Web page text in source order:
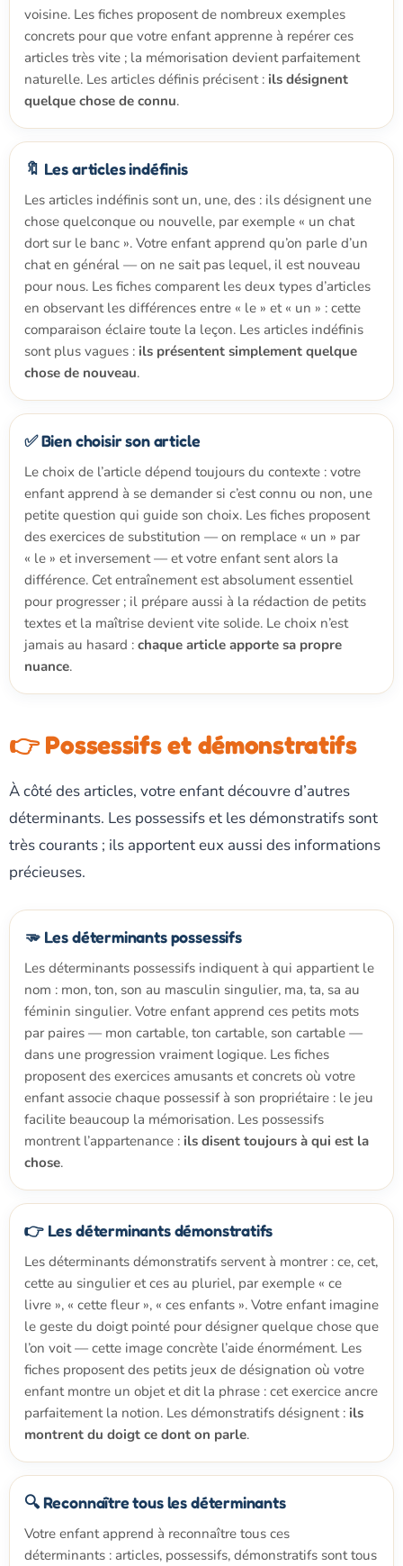
voisine. Les fiches proposent de nombreux exemples
concrets pour que votre enfant apprenne à repérer ces
articles très vite ; la mémorisation devient parfaitement
naturelle. Les articles définis précisent : ils désignent
quelque chose de connu.
🔖 Les articles indéfinis
Les articles indéfinis sont un, une, des : ils désignent une
chose quelconque ou nouvelle, par exemple « un chat
dort sur le banc ». Votre enfant apprend qu’on parle d’un
chat en général — on ne sait pas lequel, il est nouveau
pour nous. Les fiches comparent les deux types d’articles
en observant les différences entre « le » et « un » : cette
comparaison éclaire toute la leçon. Les articles indéfinis
sont plus vagues : ils présentent simplement quelque
chose de nouveau.
✅ Bien choisir son article
Le choix de l’article dépend toujours du contexte : votre
enfant apprend à se demander si c’est connu ou non, une
petite question qui guide son choix. Les fiches proposent
des exercices de substitution — on remplace « un » par
« le » et inversement — et votre enfant sent alors la
différence. Cet entraînement est absolument essentiel
pour progresser ; il prépare aussi à la rédaction de petits
textes et la maîtrise devient vite solide. Le choix n’est
jamais au hasard : chaque article apporte sa propre
nuance.
👉 Possessifs et démonstratifs
À côté des articles, votre enfant découvre d’autres
déterminants. Les possessifs et les démonstratifs sont
très courants ; ils apportent eux aussi des informations
précieuses.
🫳 Les déterminants possessifs
Les déterminants possessifs indiquent à qui appartient le
nom : mon, ton, son au masculin singulier, ma, ta, sa au
féminin singulier. Votre enfant apprend ces petits mots
par paires — mon cartable, ton cartable, son cartable —
dans une progression vraiment logique. Les fiches
proposent des exercices amusants et concrets où votre
enfant associe chaque possessif à son propriétaire : le jeu
facilite beaucoup la mémorisation. Les possessifs
montrent l’appartenance : ils disent toujours à qui est la
chose.
👉 Les déterminants démonstratifs
Les déterminants démonstratifs servent à montrer : ce, cet,
cette au singulier et ces au pluriel, par exemple « ce
livre », « cette fleur », « ces enfants ». Votre enfant imagine
le geste du doigt pointé pour désigner quelque chose que
l’on voit — cette image concrète l’aide énormément. Les
fiches proposent des petits jeux de désignation où votre
enfant montre un objet et dit la phrase : cet exercice ancre
parfaitement la notion. Les démonstratifs désignent : ils
montrent du doigt ce dont on parle.
🔍 Reconnaître tous les déterminants
Votre enfant apprend à reconnaître tous ces
déterminants : articles, possessifs, démonstratifs sont tous